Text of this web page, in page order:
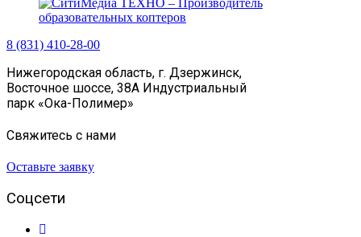
8 (831) 410-28-00
Нижегородская область, г. Дзержинск,
Восточное шоссе, 38А Индустриальный
парк «Ока-Полимер»
Свяжитесь с нами
Оставьте заявку
Соцсети